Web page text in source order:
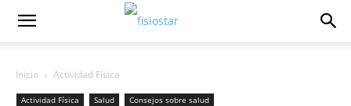
Inicio Actividad Fí­sica
Actividad Fí­sica Salud Consejos sobre salud